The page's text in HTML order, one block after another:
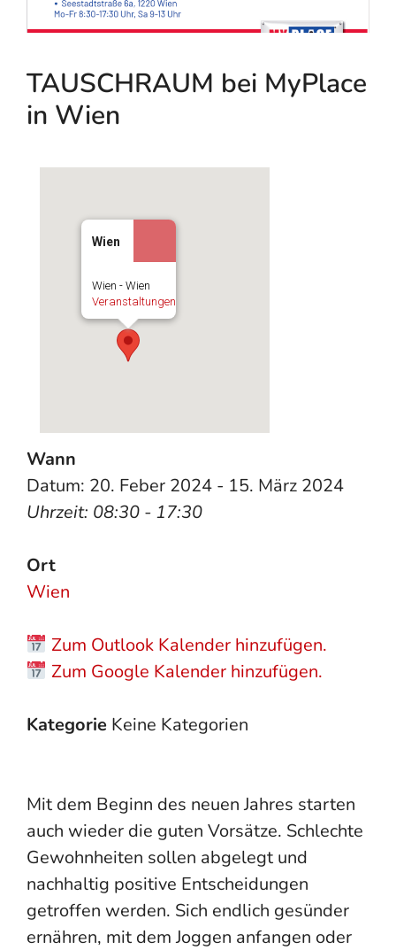
TAUSCHRAUM bei MyPlace
in Wien
Wien
Wien - Wien
Veranstaltungen
Wann
Datum: 20. Feber 2024 - 15. März 2024
Uhrzeit: 08:30 - 17:30
Ort
Wien
Zum Outlook Kalender hinzufügen.
Zum Google Kalender hinzufügen.
Kategorie Keine Kategorien
Mit dem Beginn des neuen Jahres starten
auch wieder die guten Vorsätze. Schlechte
Gewohnheiten sollen abgelegt und
nachhaltig positive Entscheidungen
getroffen werden. Sich endlich gesünder
ernähren, mit dem Joggen anfangen oder